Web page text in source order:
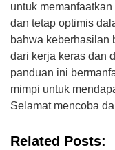
untuk
dan tetap optimis
bahwa keberhasilan
dari kerja keras dan
panduan ini
mimpi untuk
Selamat mencoba
Related Posts: